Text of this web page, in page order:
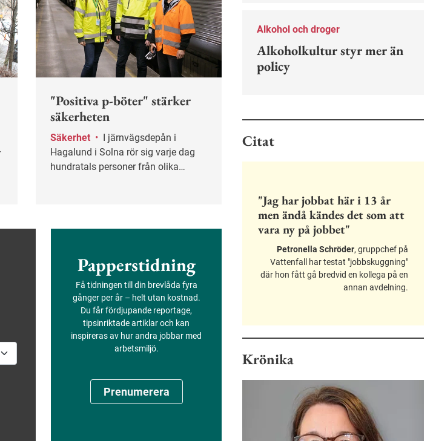
"Positiva p-böter" stärker
säkerheten
Säkerhet •
Hagalund i Solna rör sig varje dag
hundratals personer från olika
Papperstidning
Få tidningen till din brevlåda fyra
gånger per år – helt utan kostnad.
Du får fördjupande reportage,
tipsinriktade artiklar och kan
inspireras av hur andra jobbar med
arbetsmiljö.
Prenumerera
Alkohol och droger
Alkoholkultur styr mer än
policy
Citat
"Jag har jobbat här i 13 år
men ändå kändes det som att
vara ny på jobbet"
Petronella Schröder, gruppchef på
Vattenfall har testat "jobbskuggning"
där hon fått gå bredvid en kollega på en
annan avdelning.
Krönika